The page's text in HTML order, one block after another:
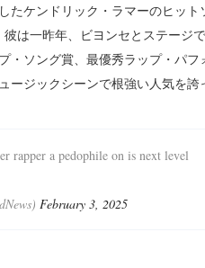
ケンドリック・ラマーのヒット
は一昨年、ビヨンセとステージ
ソング賞、最優秀ラップ・パフ
ジックシーンで根強い人気を誇
rapper a pedophile on is next level
February 3, 2025